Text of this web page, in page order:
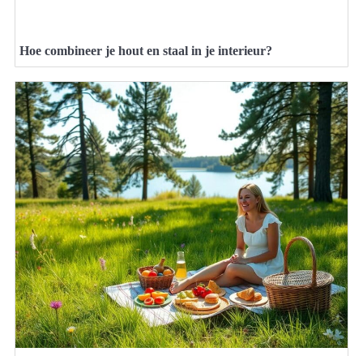
Hoe combineer je hout en staal in je interieur?